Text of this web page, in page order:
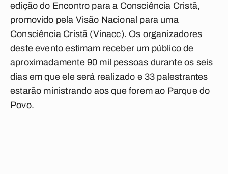
edição do Encontro para a Consciência Cristã,
promovido pela Visão Nacional para uma
Consciência Cristã (Vinacc). Os organizadores
deste evento estimam receber um público de
aproximadamente 90 mil pessoas durante os seis
dias em que ele será realizado e 33 palestrantes
estarão ministrando aos que forem ao Parque do
Povo.